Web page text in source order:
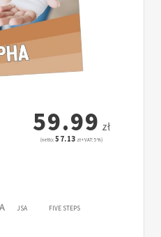
59.99 zł
(netto:57.13 zł + VAT: 5%)
JSA FIVE STEPS